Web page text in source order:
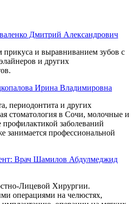
Дмитрий Александрович
прикуса и выравниванием зубов с
и других
Ирина Владимировна
периодонтита и других
стоматология в Сочи, молочные и
заболеваний
занимается профессиональной
Врач Шамилов Абдулмеджид
Лицевой Хирургии.
операциями на челюстях,